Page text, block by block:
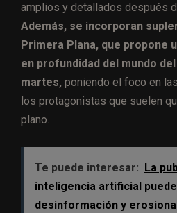
amplios y detallados después
Además, se incorporan
Primera Plana, que propone
en profundidad del mundo
martes, poniendo el foco en
los protagonistas que suelen
plano.
Te puede interesar: La
inteligencia artificial
desinformación y